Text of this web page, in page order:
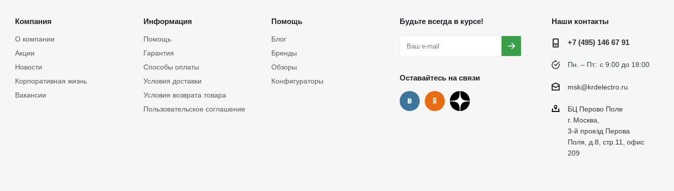
Компания
О компании
Акции
Новости
Корпоративная жизнь
Вакансии
Информация
Помощь
Гарантия
Способы оплаты
Условия доставки
Условия возврата товара
Пользовательское соглашение
Помощь
Блог
Бренды
Обзоры
Конфигураторы
Будьте всегда в курсе!
Оставайтесь на связи
Наши контакты
+7 (495) 146 67 91
Пн. – Пт.: с 9:00 до 18:00
msk@krdelectro.ru
БЦ Перово Поле
г. Москва,
3-й проезд Перова
Поля, д.8, стр.11, офис
209